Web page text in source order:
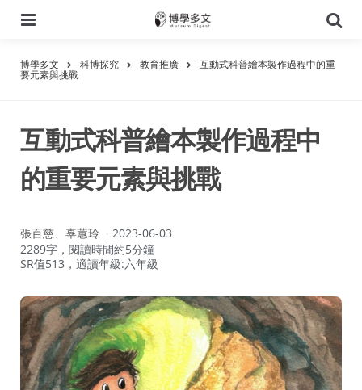
尋
博學多文 科博探究 教育推廣 互動式科普繪本製作過程中的重
要元素與挑戰
互動式科普繪本製作過程中
的重要元素與挑戰
作
者：
張百慈、辜蕙玲
2023-06-03
2289字，閱讀時間約5分鐘
SR值513，適讀年級:六年級